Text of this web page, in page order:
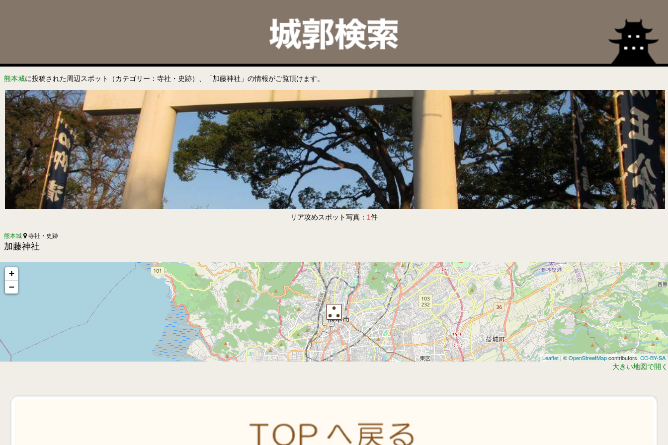
熊本城に投稿された周辺スポット（カテゴリー：寺社・史跡）、「加藤神社」の情報がご覧頂けます。
リア攻めスポット写真： 1件
熊本城 寺社・史跡
加藤神社
+
−
Leaflet | ©OpenStreetMapcontributors,CC-BY-SA
大きい地図で開く